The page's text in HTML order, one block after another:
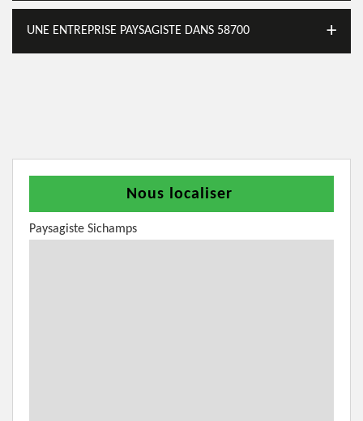
UNE ENTREPRISE PAYSAGISTE DANS 58700
Nous localiser
Paysagiste Sichamps